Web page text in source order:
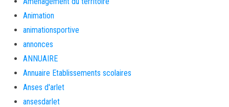
Animation
animationsportive
annonces
ANNUAIRE
Annuaire Etablissements scolaires
Anses d'arlet
ansesdarlet